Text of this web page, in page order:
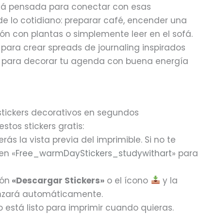
pensada para conectar con esas
lo cotidiano: preparar café, encender una
con plantas o simplemente leer en el sofá.
crear spreads de journaling inspirados
decorar tu agenda con buena energía
decorativos en segundos
stickers gratis:
la vista previa del imprimible. Si no te
«Free_warmDayStickers_studywithart» para
«Descargar Stickers» o el ícono
y la
automáticamente.
está listo para imprimir cuando quieras.